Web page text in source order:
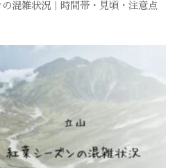
の混雑状況｜時間帯・見頃・注意点